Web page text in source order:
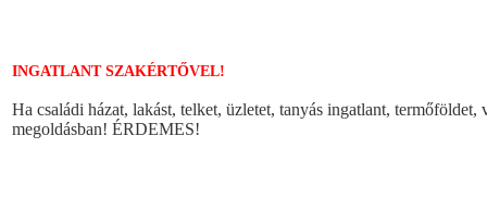
INGATLANT SZAKÉRTŐVEL!
Ha családi házat, lakást, telket, üzletet, tanyás ingatlant,
megoldásban! ÉRDEMES!